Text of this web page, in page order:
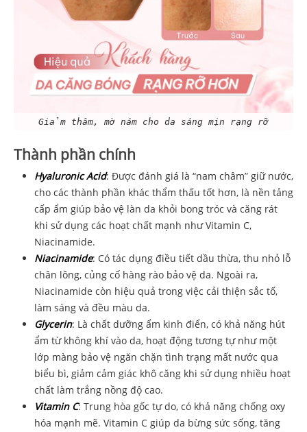
Giảm thâm, mờ nám cho da sáng mịn rạng rỡ
Thành phần chính
Hyaluronic Acid: Được đánh giá là “nam châm” giữ nước,
cho các thành phần khác thẩm thấu tốt hơn, là nền tảng
cấp ẩm giúp bảo vệ làn da khỏi bong tróc và căng rát
khi sử dụng các hoạt chất mạnh như Vitamin C,
Niacinamide.
Niacinamide: Có tác dụng điều tiết dầu thừa, thu nhỏ lỗ
chân lông, củng cố hàng rào bảo vệ da. Ngoài ra,
Niacinamide còn hiệu quả trong việc cải thiện sắc tố,
làm sáng và đều màu da.
Glycerin: Là chất dưỡng ẩm kinh điển, có khả năng hút
ẩm từ không khí vào da, hoạt động tương tự như một
lớp màng bảo vệ ngăn chặn tình trạng mất nước qua
biểu bì, giảm cảm giác khô căng khi sử dụng nhiều hoạt
chất làm trắng nồng độ cao.
Vitamin C: Trung hòa gốc tự do, có khả năng chống oxy
hóa mạnh mẽ. Vitamin C giúp da bừng sức sống, tăng